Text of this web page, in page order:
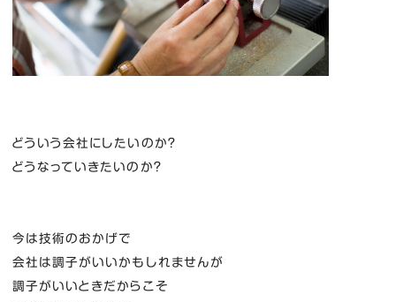
どういう会社にしたいのか？
どうなっていきたいのか？
今は技術のおかげで
会社は調子がいいかもしれませんが
調子がいいときだからこそ